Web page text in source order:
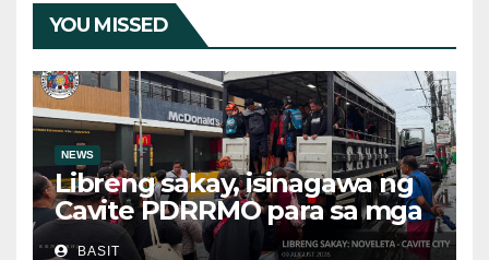
YOU MISSED
NEWS
Libreng sakay, isinagawa ng
Cavite PDRRMO para sa mga
stranded na commuter
BASIT